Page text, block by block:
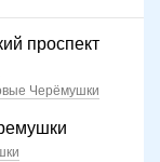
проспект
Черёмушки